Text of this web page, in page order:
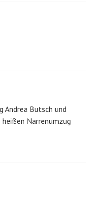
Andrea Butsch und
heißen Narrenumzug